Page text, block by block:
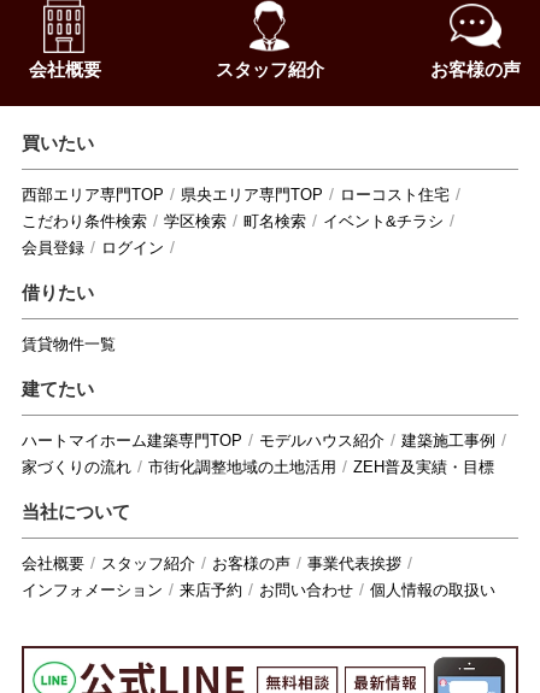
会社概要 スタッフ紹介 お客様の声
買いたい
西部エリア専門TOP 県央エリア専門TOP
ローコスト住宅
こだわり条件検索
学区検索 町名検索
イベント&チラシ
会員登録
ログイン
借りたい
賃貸物件一覧
建てたい
ハートマイホーム建築専門TOP モデルハウス紹介
建築施工事例
家づくりの流れ
市街化調整地域の土地活用 ZEH普及実績・目標
当社について
会社概要 スタッフ紹介 お客様の声
事業代表挨拶
インフォメーション
来店予約 お問い合わせ 個人情報の取扱い